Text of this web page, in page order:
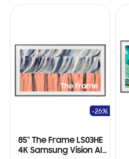
85" The Frame LS03HE
4K Samsung Vision AI
-26%